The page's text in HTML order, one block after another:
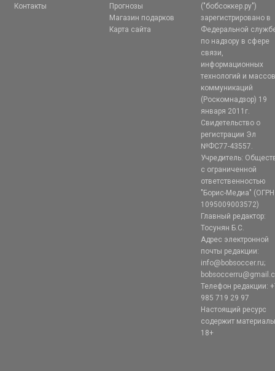
Контакты
Прогнозы
Магазин подарков
Карта сайта
("бобсоккер.ру")
зарегистрировано в
Федеральной
по надзору в сфере
связи,
информационных
технологий и
коммуникаций
(Роскомнадзор) 19
января 2011г.
Свидетельство о
регистрации Эл
№ФС77-43557.
Учредитель:
с ограниченной
ответственностью
"Борис-Медиа" (ОГРН
1095009003572)
Главный редактор:
Тосунян Б.С.
Адрес электронной
почты редакции:
info@bobsoccer.ru;
Телефон редакции:
985 719 29 97
Настоящий ресурс
содержит
18+